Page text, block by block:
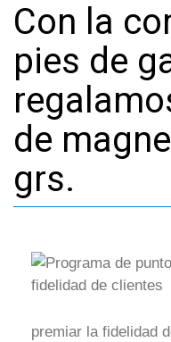
Con la
pies de
de
grs.
premiar la fidelidad